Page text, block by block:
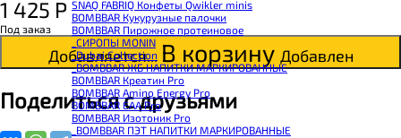
SNAQ FABRIQ Конфеты Qwikler minis
BOMBBAR Кукурузные палочки
BOMBBAR Пирожное протеиновое
_CИРОПЫ MONIN
_Dubai Collection
_BOMBBAR ЖБ НАПИТКИ МАРКИРОВАННЫЕ
BOMBBAR Креатин Pro
BOMBBAR Amino Energy Pro
BOMBBAR EAA Pro
BOMBBAR Изотоник Pro
_BOMBBAR ПЭТ НАПИТКИ МАРКИРОВАННЫЕ
1 425 Р
Под заказ
Добавляется... В корзину Добавлен
Поделиться с друзьями